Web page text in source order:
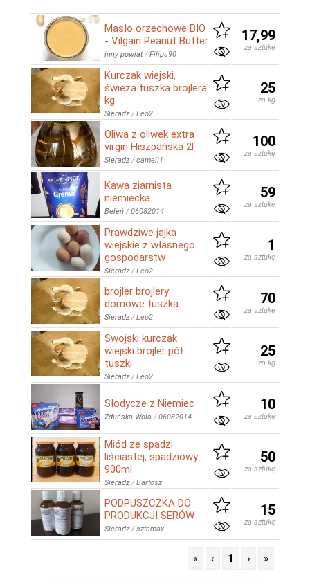
Masło orzechowe BIO
- Vilgain Peanut Butter
inny powiat/Filips90
17,99
za sztukę
Kurczak wiejski,
świeża tuszka brojlera
kg
Sieradz /Leo2
25
za kg
Oliwa z oliwek extra
virgin Hiszpańska 2l
Sieradz /camell1
100
za sztukę
Kawa ziarnista
niemiecka
Beleń /06082014
59
za sztukę
Prawdziwe jajka
wiejskie z własnego
gospodarstw
Sieradz /Leo2
1
za sztukę
brojler brojlery
domowe tuszka
Sieradz /Leo2
70
za sztukę
Swojski kurczak
wiejski brojler pół
tuszki
Sieradz /Leo2
25
za kg
Słodycze z Niemiec
Zduńska Wola /06082014
10
za sztukę
Miód ze spadzi
liściastej, spadziowy
900ml
Sieradz /Bartosz
50
za sztukę
PODPUSZCZKA DO
PRODUKCJI SERÓW
Sieradz /sztamax
15
za sztukę
« ‹ 1 › »